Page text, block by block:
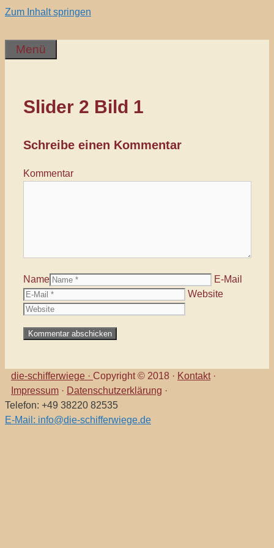
Zum Inhalt springen
Menü
Slider 2 Bild 1
Schreibe einen Kommentar
Kommentar
Name
E-Mail
Website
die-schifferwiege · Copyright © 2018 · Kontakt·
Impressum · Datenschutzerklärung ·
Telefon: +49 38220 82535
E-Mail: info@die-schifferwiege.de